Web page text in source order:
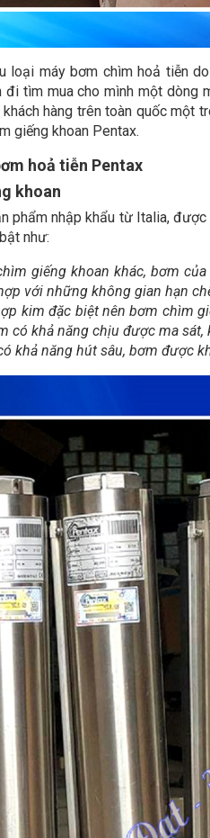
loại máy bơm chìm hoả tiễn
đi tìm mua cho mình một
hàng trên toàn quốc một
giếng khoan Pentax.
hoả tiễn Pentax
khoan
phẩm nhập khẩu từ Italia,
như:
giếng khoan khác, bơm
với những không gian hạn
kim đặc biệt nên bơm chìm
có khả năng chịu được ma sát,
khả năng hút sâu, bơm được